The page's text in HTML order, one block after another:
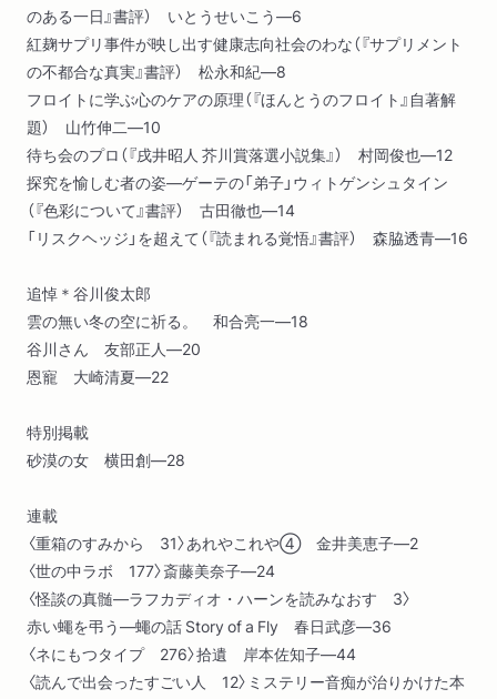
のある一日』書評） いとうせいこう―6
紅麹サプリ事件が映し出す健康志向社会のわな（『サプリメント
の不都合な真実』書評） 松永和紀―8
フロイトに学ぶ心のケアの原理（『ほんとうのフロイト』自著解
題） 山竹伸二―10
待ち会のプロ（『戌井昭人 芥川賞落選小説集』） 村岡俊也―12
探究を愉しむ者の姿―ゲーテの「弟子」ウィトゲンシュタイン
（『色彩について』書評） 古田徹也―14
「リスクヘッジ」を超えて（『読まれる覚悟』書評） 森脇透青―16
追悼＊谷川俊太郎
雲の無い冬の空に祈る。 和合亮一―18
谷川さん 友部正人―20
恩寵 大崎清夏―22
特別掲載
砂漠の女 横田創―28
連載
〈重箱のすみから 31〉あれやこれや④ 金井美恵子―2
〈世の中ラボ 177〉斎藤美奈子―24
〈怪談の真髄―ラフカディオ・ハーンを読みなおす 3〉
赤い蠅を弔う―蠅の話 Story of a Fly 春日武彦―36
〈ネにもつタイプ 276〉拾遺 岸本佐知子―44
〈読んで出会ったすごい人 12〉ミステリー音痴が治りかけた本